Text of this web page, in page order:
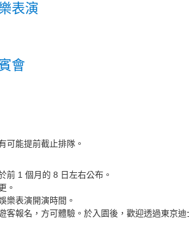
表演
會
可能提前截止排隊。
前 1 個月的 8 日左右公布。
。
樂表演開演時間。
客報名，方可體驗。於入園後，歡迎透過東京